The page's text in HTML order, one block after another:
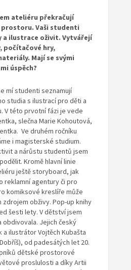
ateliéru překračují
prostoru. Vaši studenti
a ilustrace oživit. Vytvářejí
počítačové hry,
ály. Majíse svými
úspěch?
mí studenti seznamují
studia s ilustrací pro děti a
V této prvotní fázi je vede
slečna Marie Kohoutová,
Ve druhém ročníku
i magisterské studium.
a nárůstu studentů jsem
Kromě hlavní linie
ještě storyboard, jak
reklamní agentury či pro
komiksové kreslíře může
obživy. Pop-up knihy
šesti lety. V dětství jsem
obdivovala. Jejich český
ilustrátor Vojtěch Kubašta
od padesátých let 20.
dětské prostorové
proslulosti a díky Artii